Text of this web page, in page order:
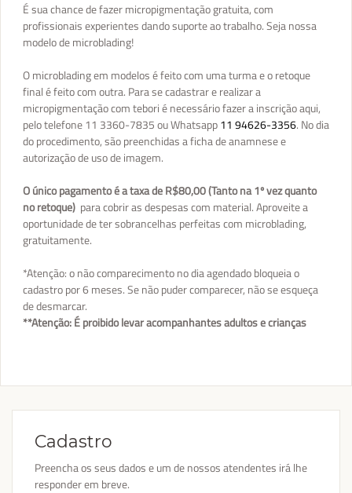
É sua chance de fazer micropigmentação gratuita, com
profissionais experientes dando suporte ao trabalho. Seja nossa
modelo de microblading!
O microblading em modelos é feito com uma turma e o retoque
final é feito com outra. Para se cadastrar e realizar a
micropigmentação com tebori é necessário fazer a inscrição aqui,
pelo telefone 11 3360-7835 ou Whatsapp11 94626-3356. No dia
do procedimento, são preenchidas a ficha de anamnese e
autorização de uso de imagem.
O único pagamento é a taxa deR$80,00 (Tanto na 1º vez quanto
no retoque) para cobrir as despesas com material. Aproveite a
oportunidade de ter sobrancelhas perfeitas com microblading,
gratuitamente.
*Atenção: o não comparecimento no dia agendado bloqueia o
cadastro por 6 meses. Se não puder comparecer, não se esqueça
de desmarcar.
**Atenção: É proibido levar acompanhantes adultos e crianças
Cadastro
Preencha os seus dados e um de nossos atendentes irá lhe
responder em breve.